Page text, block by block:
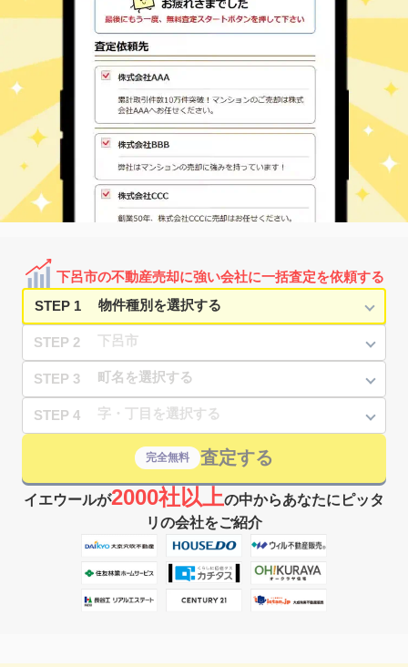
下呂市の不動産売却に強い会社に一括査定を依頼する
STEP 1
STEP 2
STEP 3
STEP 4
完全無料 査定する
イエウールが2000社以上の中からあなたにピッタ
リの会社をご紹介